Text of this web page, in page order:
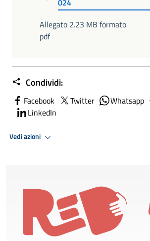
024
Allegato 2.23 MB formato
pdf
Condividi:
Facebook Twitter Whatsapp
LinkedIn
Vedi azioni